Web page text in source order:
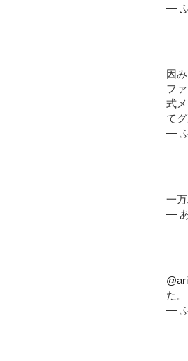
—
因
フ
式
て
—
一
—
た
—